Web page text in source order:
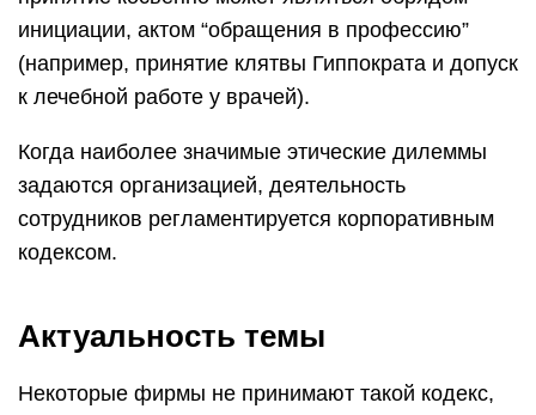
инициации, актом “обращения в профессию”
(например, принятие клятвы Гиппократа и допуск
к лечебной работе у врачей).
Когда наиболее значимые этические дилеммы
задаются организацией, деятельность
сотрудников регламентируется корпоративным
кодексом.
Актуальность темы
Некоторые фирмы не принимают такой кодекс,